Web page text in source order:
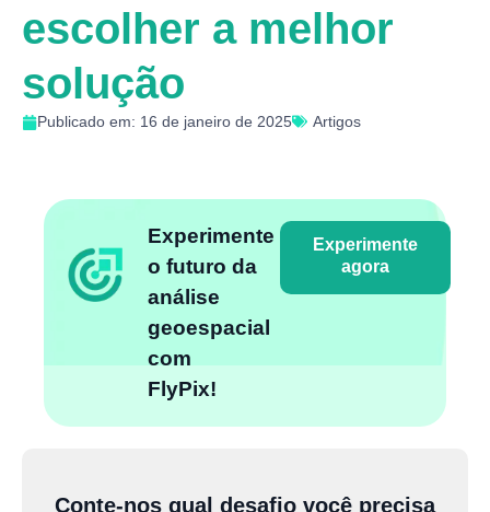
escolher a melhor
solução
Publicado em: 16 de janeiro de 2025 Artigos
Experimente
o futuro da
análise
geoespacial
com
FlyPix!
Experimente
agora
Conte-nos qual desafio você precisa